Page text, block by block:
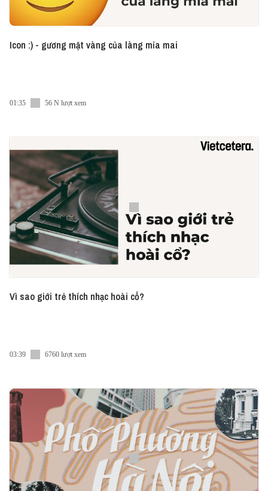
Icon :) - gương mặt vàng của làng mỉa mai
01:35 56 N lượt xem
Vì sao giới trẻ thích nhạc hoài cổ?
03:39 6760 lượt xem